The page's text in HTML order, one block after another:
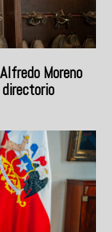
Moreno